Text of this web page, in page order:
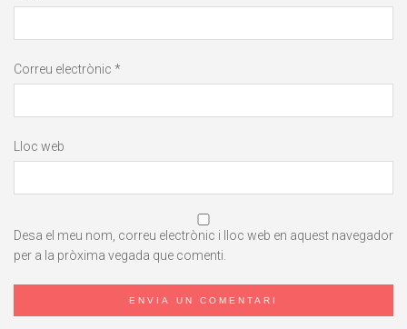
Correu electrònic *
Lloc web
Desa el meu nom, correu electrònic i lloc web en aquest navegador
per a la pròxima vegada que comenti.